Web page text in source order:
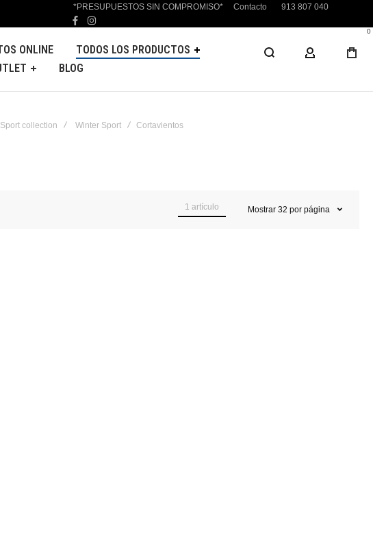
*PRESUPUESTOS SIN COMPROMISO* Contacto 913 807 040
facebook
instagram
ONLINE
TODOS LOS PRODUCTOS
BLOG
MI CUENTA
0
Sport collection Winter Sport Cortavientos
1 artículo Mostrar 32 por página